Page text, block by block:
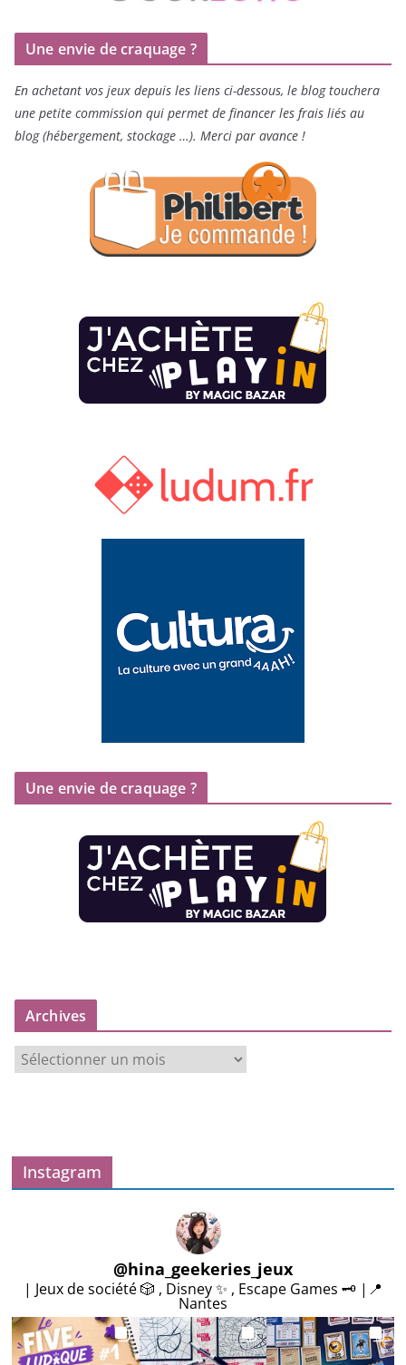
Une envie de craquage ?
En achetant vos jeux depuis les liens ci-dessous, le blog touchera
une petite commission qui permet de financer les frais liés au
blog (hébergement, stockage …). Merci par avance !
Une envie de craquage ?
Archives
r
e
Instagram
@hina_geekeries_jeux
| Jeux de société 🎲 , Disney ✨ , Escape Games 🗝️ |📍
Nantes